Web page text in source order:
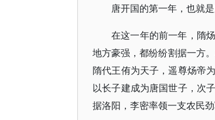
唐开国的第一年，也就
在这一年的前一年，隋
地方豪强，都纷纷割据一方
隋代王侑为天子，遥尊炀帝
以长子建成为唐国世子，次
据洛阳，李密率领一支农民